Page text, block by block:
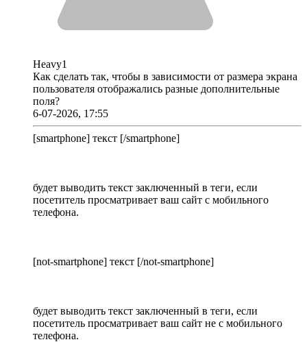
Heavy1
Как сделать так, чтобы в зависимости от размера экрана
пользователя отображались разные дополнительные
поля?
6-07-2026, 17:55
[smartphone] текст [/smartphone]
будет выводить текст заключенный в теги, если
посетитель просматривает ваш сайт с мобильного
телефона.
[not-smartphone] текст [/not-smartphone]
будет выводить текст заключенный в теги, если
посетитель просматривает ваш сайт не с мобильного
телефона.